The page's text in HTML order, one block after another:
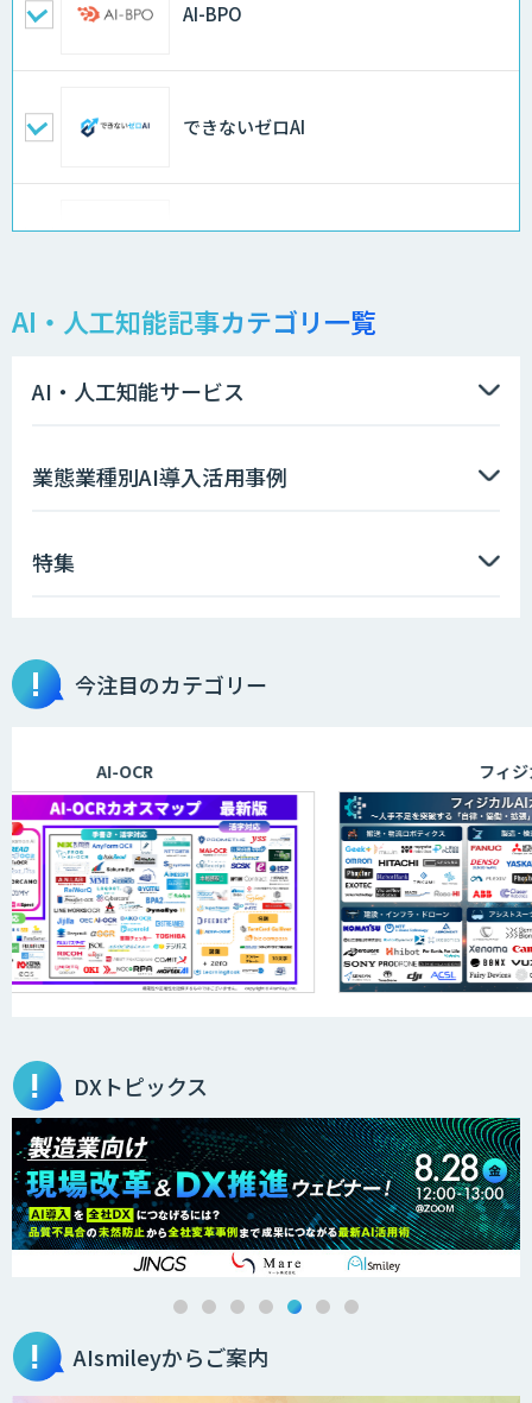
AI-BPO
できないゼロAI
Docify（ドシファイ）
imprai ezKotae
物品輸出から留学生・研究者のバックチ
ェックまで自動化。輸出管理
JOINT AI Flow byGMO
AIR-NEXUS
secondz Agentsense
法人向けAIエージェント「OfficeAI社
員」
2層ナレッジ×AIで顧客コミュニケーシ
AI・人工知能記事カテゴリ一覧
AI・人工知能サービス
業態業種別AI導入活用事例
特集
今注目のカテゴリー
AI-OCR フィジカ
DXトピックス
AIsmileyからご案内